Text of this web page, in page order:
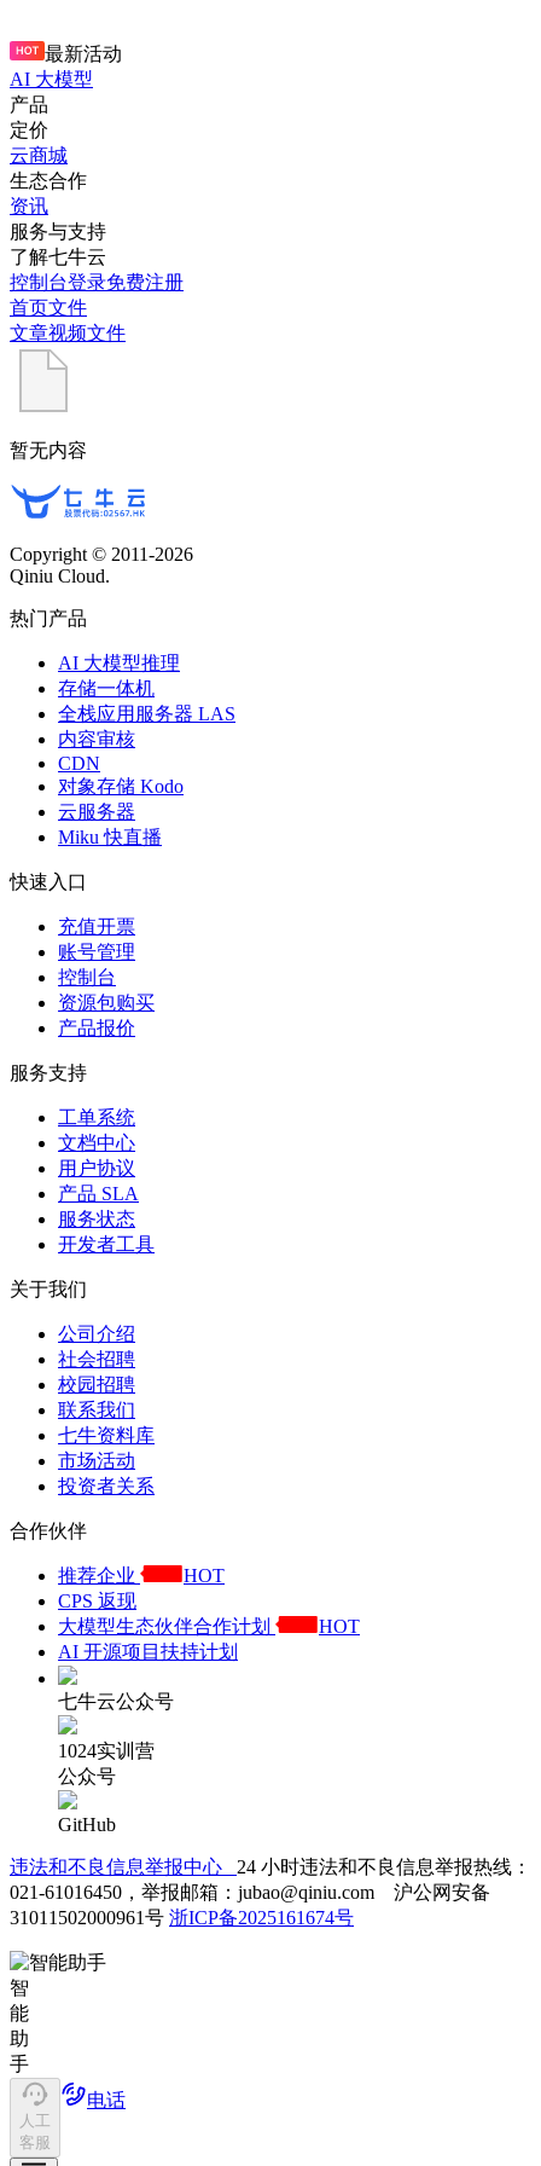
最新活动
AI 大模型
产品
定价
云商城
生态合作
资讯
服务与支持
了解七牛云
控制台登录免费注册
首页文件
文章视频文件
暂无内容
Copyright © 2011-2026
Qiniu Cloud.
热门产品
AI 大模型推理
存储一体机
全栈应用服务器 LAS
内容审核
CDN
对象存储 Kodo
云服务器
Miku 快直播
快速入口
充值开票
账号管理
控制台
资源包购买
产品报价
服务支持
工单系统
文档中心
用户协议
产品 SLA
服务状态
开发者工具
关于我们
公司介绍
社会招聘
校园招聘
联系我们
七牛资料库
市场活动
投资者关系
合作伙伴
推荐企业
HOT
CPS 返现
大模型生态伙伴合作计划
HOT
AI 开源项目扶持计划
七牛云公众号
1024实训营
公众号
GitHub
违法和不良信息举报中心 24 小时违法和不良信息举报热线：
021-61016450，举报邮箱：jubao@qiniu.com 沪公网安备
31011502000961号 浙ICP备2025161674号
智
能
助
手
人工
客服
电话